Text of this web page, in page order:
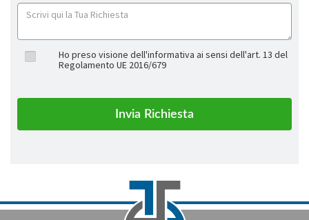
Ho preso visione dell'informativa ai sensi dell'art. 13 del
Regolamento UE 2016/679